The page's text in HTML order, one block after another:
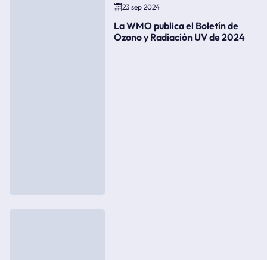
23 sep 2024
La WMO publica el Boletín de
Ozono y Radiación UV de 2024